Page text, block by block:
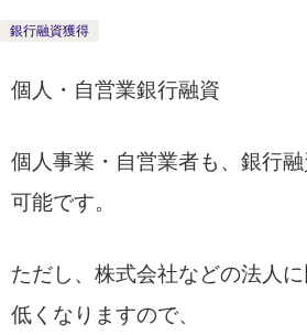
銀行融資獲得
個人・自営業銀行融資
個人事業・自営業者も、銀行
可能です。
ただし、株式会社などの法人
低くなりますので、